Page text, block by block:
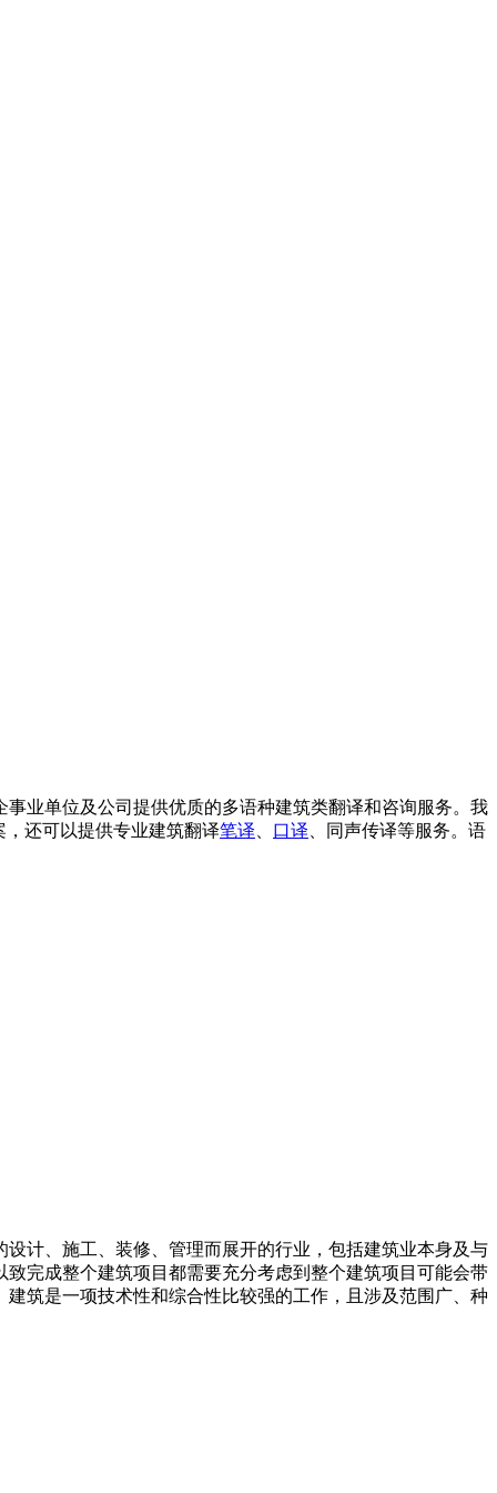
业单位及公司提供优质的多语种建筑类翻译和咨询服务。我
还可以提供专业建筑翻译笔译 口译 、同声传译等服务。语
计、施工、装修、管理而展开的行业，包括建筑业本身及与
完成整个建筑项目都需要充分考虑到整个建筑项目可能会带
筑是一项技术性和综合性比较强的工作，且涉及范围广、种